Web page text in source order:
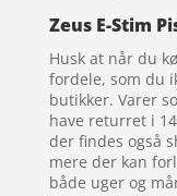
Zeus E-Stim
Husk at når du
fordele, som du
butikker. Varer
have returret i
der findes også
mere der kan
både uger og